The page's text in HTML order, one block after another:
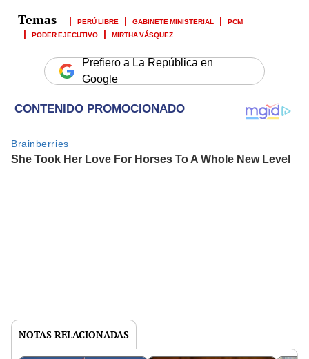
PERÚ LIBRE GABINETE MINISTERIAL
PCM
PODER EJECUTIVO
MIRTHA VÁSQUEZ
Prefiero a La República en
Google
NOTAS RELACIONADAS